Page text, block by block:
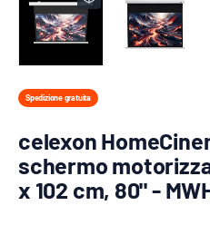
Spedizione gratuita
celexon
schermo
x 102 cm, 80" -